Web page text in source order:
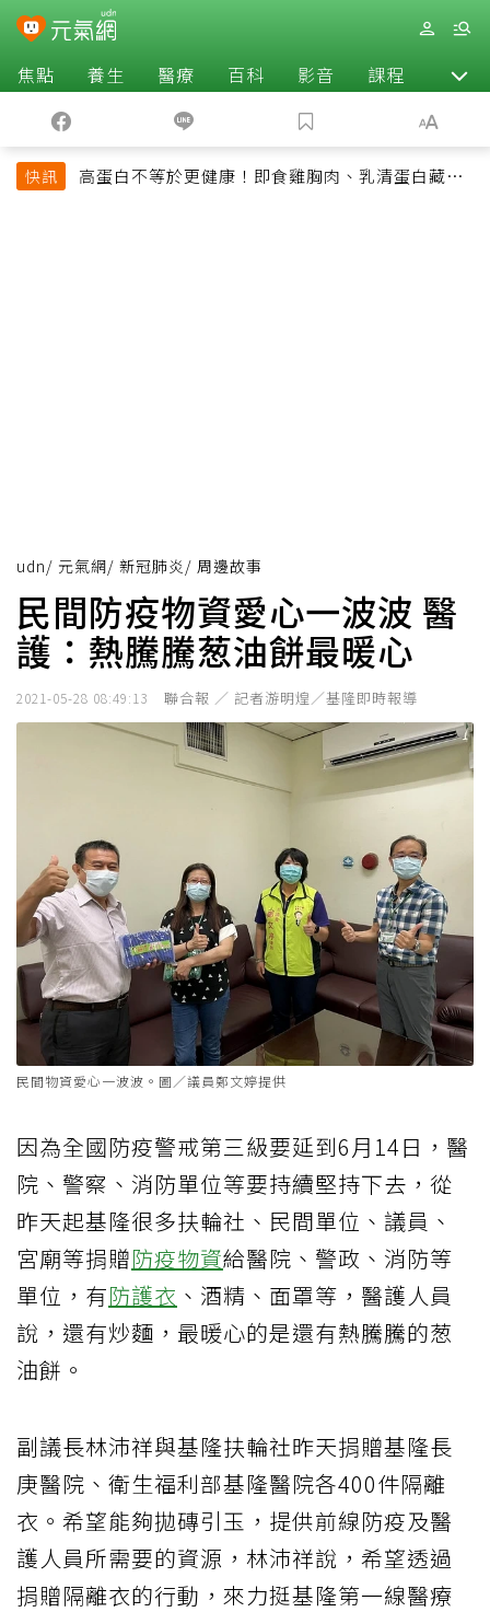
焦點 養生 醫療 百科 影音 課程 退休
快訊
高蛋白不等於更健康！即食雞胸肉、乳清蛋白藏陷
udn/ 元氣網/ 新冠肺炎 / 周邊故事
民間防疫物資愛心一波波 醫
護：熱騰騰葱油餅最暖心
2021-05-28 08:49:13 聯合報 ／ 記者游明煌／基隆即時報導
民間物資愛心一波波。圖／議員鄭文婷提供
因為全國防疫警戒第三級要延到6月14日，醫
院、警察、消防單位等要持續堅持下去，從
昨天起基隆很多扶輪社、民間單位、議員、
宮廟等捐贈防疫物資給醫院、警政、消防等
單位，有防護衣 、酒精、面罩等，醫護人員
說，還有炒麵，最暖心的是還有熱騰騰的葱
油餅。
副議長林沛祥與基隆扶輪社昨天捐贈基隆長
庚醫院、衛生福利部基隆醫院各400件隔離
衣。希望能夠拋磚引玉，提供前線防疫及醫
護人員所需要的資源，林沛祥說，希望透過
捐贈隔離衣的行動，來力挺基隆第一線醫療